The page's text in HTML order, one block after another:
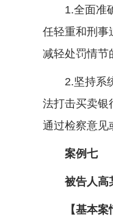
1.全面准确
任轻重和刑事
减轻处罚情节
2.坚持系统
法打击买卖银
通过检察意见
案例七
被告人高某
【基本案